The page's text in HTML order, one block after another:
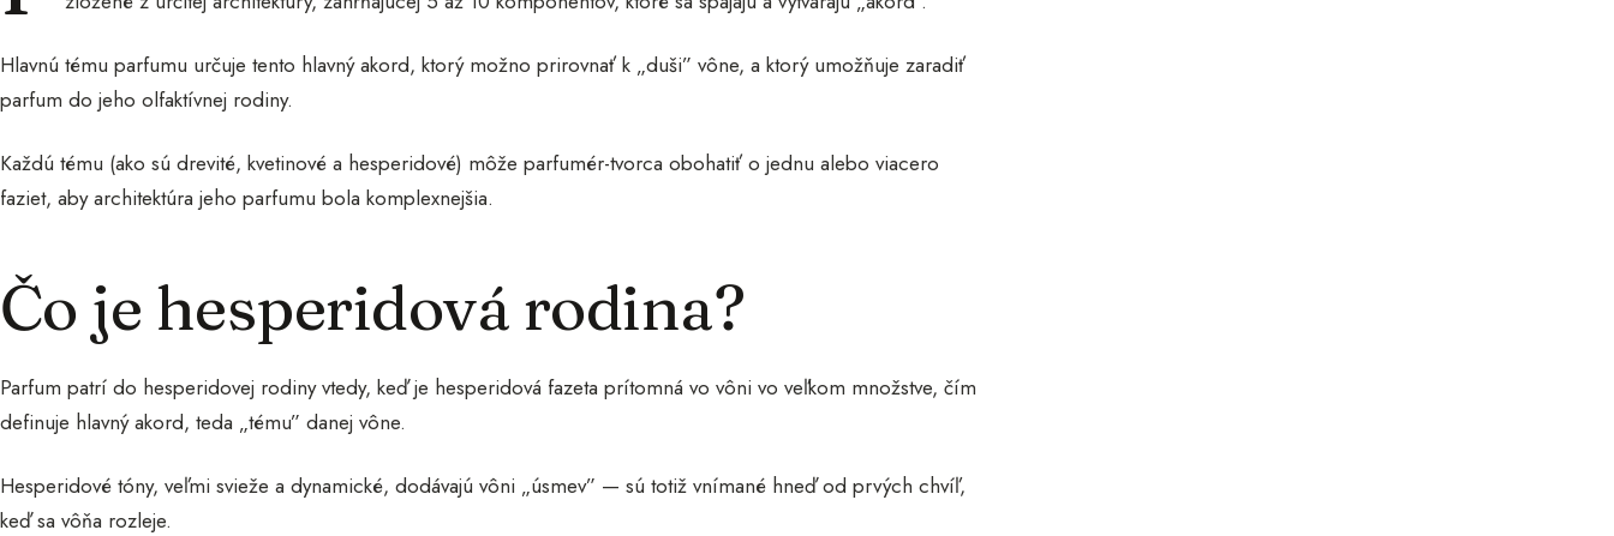
Hlavnú tému parfumu určuje tento hlavný akord, ktorý možno prirovnať k „duši” vône, a ktorý umožňuje zaradiť
parfum do jeho olfaktívnej rodiny.
Každú tému (ako sú drevité, kvetinové a hesperidové) môže parfumér-tvorca obohatiť o jednu alebo viacero
faziet, aby architektúra jeho parfumu bola komplexnejšia.
Čo je hesperidová rodina?
Parfum patrí do hesperidovej rodiny vtedy, keď je hesperidová fazeta prítomná vo vôni vo veľkom množstve, čím
definuje hlavný akord, teda „tému” danej vône.
Hesperidové tóny, veľmi svieže a dynamické, dodávajú vôni „úsmev” — sú totiž vnímané hneď od prvých chvíľ,
keď sa vôňa rozleje.